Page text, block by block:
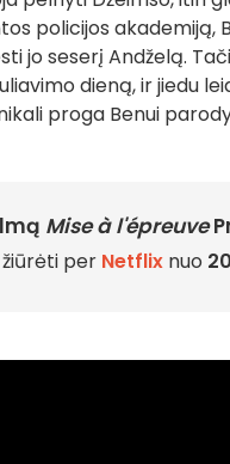
policijos
jo seserį Andželą.
dieną, ir jiedu
proga Benui
Mise à l'épreuve
per Netflix nuo